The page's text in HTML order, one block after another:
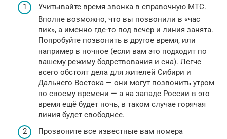
Учитывайте время звонка в справочную МТС.
Вполне возможно, что вы позвонили в «час
пик», а именно где-то под вечер и линия занята.
Попробуйте позвонить в другое время, или
например в ночное (если вам это подходит по
вашему режиму бодрствования и сна). Легче
всего обстоят дела для жителей Сибири и
Дальнего Востока — они могут позвонить утром
по своему времени — а на западе России в это
время ещё будет ночь, в таком случае горячая
линия будет свободнее.
Прозвоните все известные вам номера